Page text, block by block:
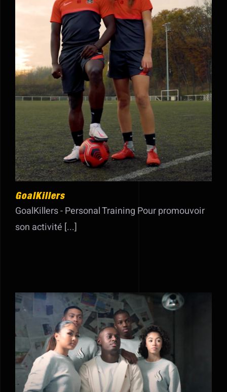
GoalKillers
GoalKillers
GoalKillers - Personal Training Pour promouvoir
son activité [...]
DPTVO – Shooting Mode